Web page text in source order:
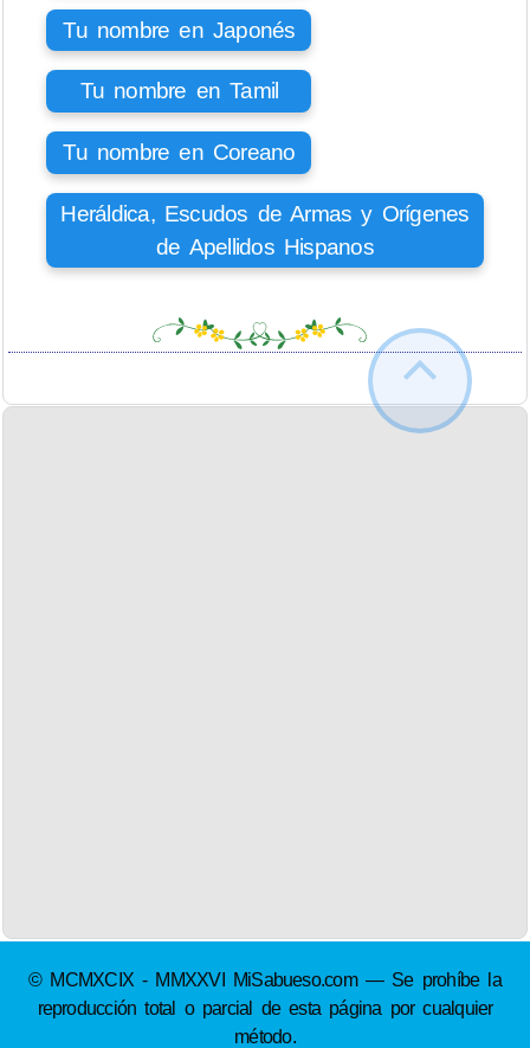
Tu nombre en Japonés
Tu nombre en Tamil
Tu nombre en Coreano
Heráldica, Escudos de Armas y Orígenes
de Apellidos Hispanos
© MCMXCIX - MMXXVI MiSabueso.com — Se prohíbe la
reproducción total o parcial de esta página por cualquier
método.